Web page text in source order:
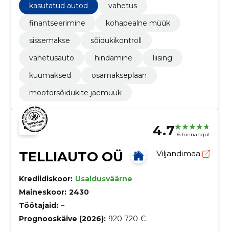
kasutatud autod
vahetus
finantseerimine
kohapealne müük
sissemakse
sõidukikontroll
vahetusauto
hindamine
liising
kuumaksed
osamakseplaan
mootorsõidukite jaemüük
4.7 6 hinnangut
TELLIAUTO OÜ Viljandimaa
Krediidiskoor: Usaldusväärne
Maineskoor: 2430
Töötajaid: –
Prognooskäive (2026): 920 720 €